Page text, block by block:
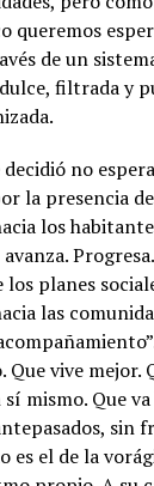
queremos
de un
filtrada y
no
la presencia
los
avanza.
planes
las
vive mejor.
sí mismo. Que
sin
es el de la